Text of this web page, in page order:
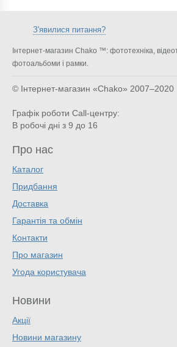
З'явилися питання?
Інтернет-магазин Chako ™: фототехніка,
фотоальбоми і рамки.
© Інтернет-магазин «Chako» 2007–2020
Графік роботи Call-центру:
В робочі дні з 9 до 16
Про нас
Каталог
Придбання
Доставка
Гарантія та обмін
Контакти
Про магазин
Угода користувача
Новини
Акції
Новини магазину